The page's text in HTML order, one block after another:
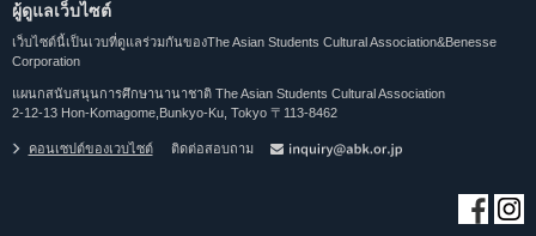
ผู้ดูแลเว็บไซต์
เว็บไซต์นี้เป็นเวบที่ดูแลร่วมกันของThe Asian Students Cultural Association&Benesse
Corporation
แผนกสนับสนุนการศึกษานานาชาติ The Asian Students Cultural Association
2-12-13 Hon-Komagome,Bunkyo-Ku, Tokyo 〒113-8462
คอนเซปต์ของเวบไซต์ ติดต่อสอบถาม